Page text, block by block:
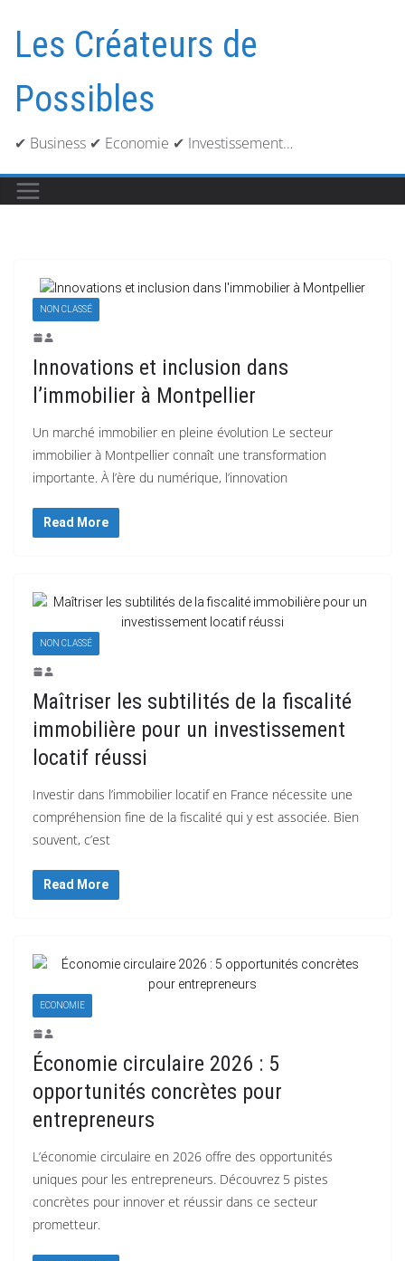
contenu
Les Créateurs de
Possibles
✔ Business ✔ Economie ✔ Investissement…
NON CLASSÉ
Innovations et inclusion dans
l’immobilier à Montpellier
Un marché immobilier en pleine évolution Le secteur
immobilier à Montpellier connaît une transformation
importante. À l’ère du numérique, l’innovation
Read More
NON CLASSÉ
Maîtriser les subtilités de la fiscalité
immobilière pour un investissement
locatif réussi
Investir dans l’immobilier locatif en France nécessite une
compréhension fine de la fiscalité qui y est associée. Bien
souvent, c’est
Read More
ECONOMIE
Économie circulaire 2026 : 5
opportunités concrètes pour
entrepreneurs
L’économie circulaire en 2026 offre des opportunités
uniques pour les entrepreneurs. Découvrez 5 pistes
concrètes pour innover et réussir dans ce secteur
prometteur.